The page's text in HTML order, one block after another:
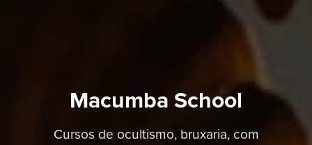
Macumba School
Cursos de ocultismo, bruxaria, com